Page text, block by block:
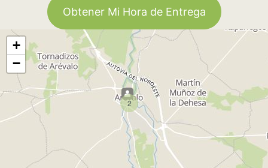
Obtener Mi Hora de Entrega
2
+
−